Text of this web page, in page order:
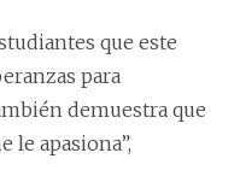
que este
para
demuestra que
le apasiona”,